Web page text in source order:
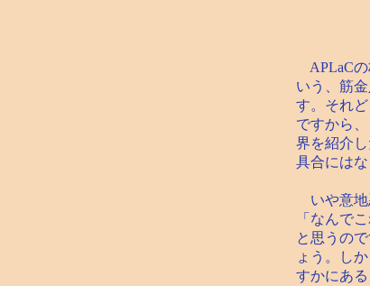
APLaCの
いう、筋
す。それ
ですから
界を紹介
具合には
いや意地
「なんで
と思うの
ょう。し
すかにあ